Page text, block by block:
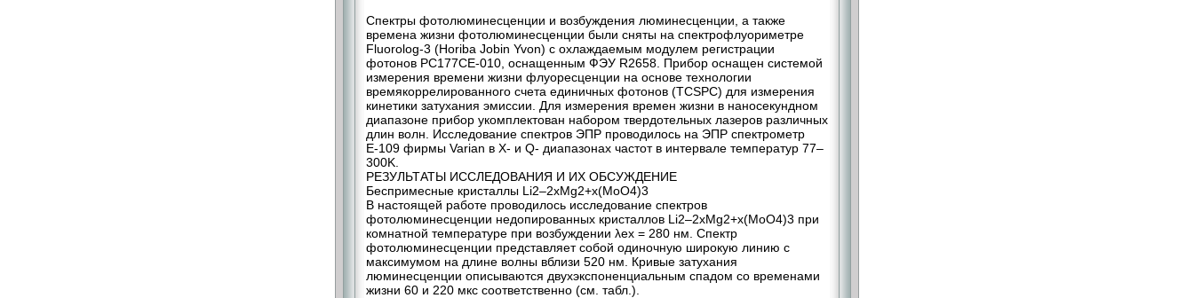
Спектры фотолюминесценции и возбуждения люминесценции, а также
времена жизни фотолюминесценции были сняты на cпектрофлуориметре
Fluorolog‑3 (Horiba Jobin Yvon) с охлаждаемым модулем регистрации
фотонов PC177CE‑010, оснащенным ФЭУ R2658. Прибор оснащен системой
измерения времени жизни флуоресценции на основе технологии
времякоррелированного счета единичных фотонов (TCSPC) для измерения
кинетики затухания эмиссии. Для измерения времен жизни в наносекундном
диапазоне прибор укомплектован набором твердотельных лазеров различных
длин волн. Исследование спектров ЭПР проводилось на ЭПР спектрометр
E‑109 фирмы Varian в Х- и Q- диапазонах частот в интервале температур 77–
300K.
РЕЗУЛЬТАТЫ ИССЛЕДОВАНИЯ И ИХ ОБСУЖДЕНИЕ
Беспримесные кристаллы Li2–2xMg2+x(MoO4)3
В настоящей работе проводилось исследование спектров
фотолюминесценции недопированных кристаллов Li2–2xMg2+x(MoO4)3 при
комнатной температуре при возбуждении λex = 280 нм. Спектр
фотолюминесценции представляет собой одиночную широкую линию с
максимумом на длине волны вблизи 520 нм. Кривые затухания
люминесценции описываются двухэкспоненциальным спадом со временами
жизни 60 и 220 мкс соответственно (см. табл.).